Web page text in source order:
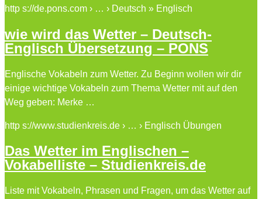
http s://de.pons.com › … › Deutsch » Englisch
wie wird das Wetter – Deutsch-
Englisch Übersetzung – PONS
Englische Vokabeln zum Wetter. Zu Beginn wollen wir dir
einige wichtige Vokabeln zum Thema Wetter mit auf den
Weg geben: Merke …
http s://www.studienkreis.de › … › Englisch Übungen
Das Wetter im Englischen –
Vokabelliste – Studienkreis.de
Liste mit Vokabeln, Phrasen und Fragen, um das Wetter auf